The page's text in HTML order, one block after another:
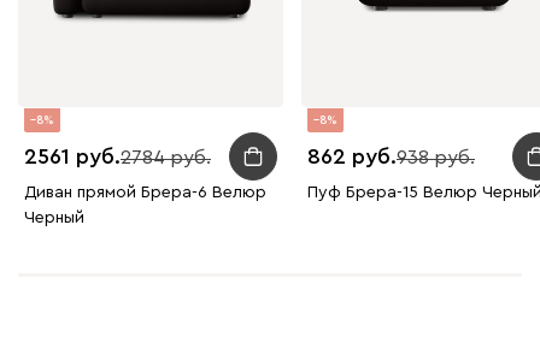
8
2561 2784
Диван прямой Брера-6 Велюр
Черный
8
862 938
Пуф Брера-15 Велюр